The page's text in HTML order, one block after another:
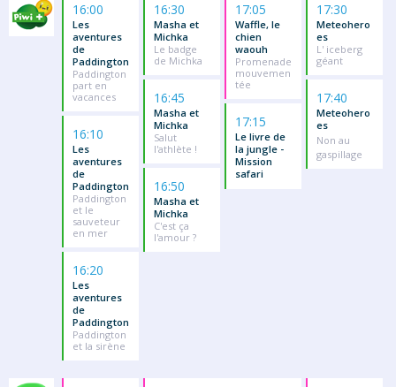
16:00
Les
aventures
de
Paddington
Paddington
part en
vacances
16:10
Les
aventures
de
Paddington
Paddington
et le
sauveteur
en mer
16:20
Les
aventures
de
Paddington
Paddington
et la sirène
16:30
Masha et
Michka
Le badge
de Michka
16:45
Masha et
Michka
Salut
l'athlète !
16:50
Masha et
Michka
C'est ça
l'amour ?
17:05
Waffle, le
chien
waouh
Promenade
mouvemen
tée
17:15
Le livre de
la jungle -
Mission
safari
17:30
Meteohero
es
L' iceberg
géant
17:40
Meteohero
es
Non au
gaspillage